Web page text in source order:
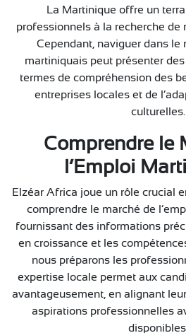
La Martinique offre un
professionnels à la recherche de
Cependant, naviguer dans le
martiniquais peut présenter
termes de compréhension des
entreprises locales et de
culturelles.
Comprendre le
l’Emploi
Elzéar Africa joue un rôle crucial
comprendre le marché de
fournissant des informations
en croissance et les
nous préparons les
expertise locale permet aux
avantageusement, en alignant
aspirations professionnelles